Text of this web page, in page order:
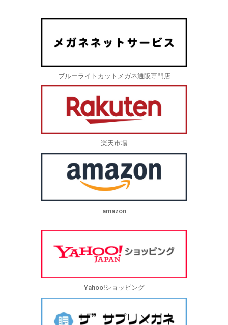
ブルーライトカットメガネ通販専門店
楽天市場
amazon
Yahoo!ショッピング